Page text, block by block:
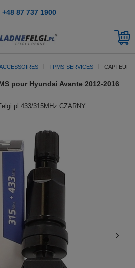
+48 87 737 1900
TPMS-SERVICES CAPTEUR
pour Hyundai Avante 2012-2016
433/315MHz CZARNY